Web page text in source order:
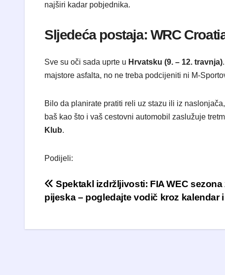
najširi kadar pobjednika.
​Sljedeća postaja: WRC
​Sve su oči sada uprte u Hrvatsku (9. – 12. travnja)
majstore asfalta, no ne treba podcijeniti ni M-
​Bilo da planirate pratiti reli uz stazu ili iz
baš kao što i vaš cestovni automobil zaslužuje
Klub.
Podijeli:
Navigacija objava
Spektakl izdržljivosti: FIA WEC
pijeska – pogledajte vodič kroz kalendar